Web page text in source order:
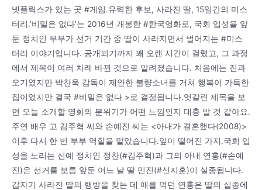
넷플릭스가 있는 곳 #게임.유력한 후보, 사라진 딸, 15일간의 미스
터리.’비밀은 없다’는 2016년 개봉한 #한국영화로, 국회 입성을 앞
둔 정치인 부부가 선거 기간 중 딸이 사라지면서 벌어지는 #미스
터리 이야기입니다. 공개되기까지 꽤 오랜 시간이 걸렸고, 그 과정
에서 제목이 여러 차례 바뀐 것으로 알려졌습니다. 처음에는 진과
오기였지만 박찬욱 감독이 제안한 불량소녀를 거쳐 행복이 가득한
집이었지만 결국 #비밀은 없다 >로 결정됩니다.엇갈린 제목을 보
면 오늘 소개할 영화의 분위기가 어떤 느낌인지 대충 알 것 같아요.
주연 배우 고 김주혁 씨와 손예진 씨는 <아내가 결혼했다(2008)>
이후 다시 한 번 부부 역할을 맡았습니다.잎이 떨어진 가지.국회 입
성을 노리는 신예 정치인 정찬(#김주혁)과 그의 아내 연홍(#손예
진)은 선거를 보름 앞둔 어느 날 딸 민진(#신지훈)이 실종됩니다.
갑자기 사라진 딸의 행방을 찾는 데 애를 먹던 연홍은 딸의 실종에